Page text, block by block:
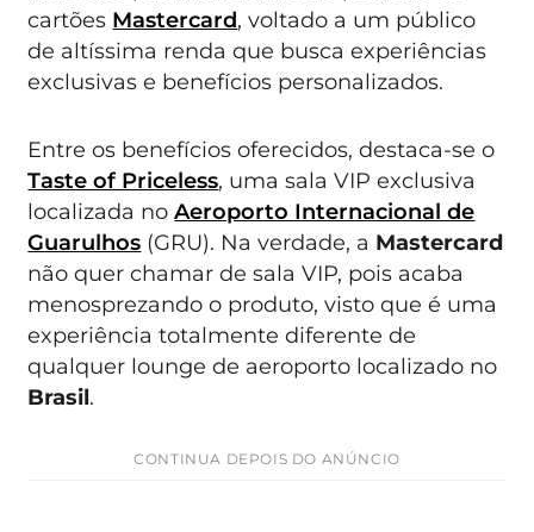
cartões Mastercard, voltado a um público
de altíssima renda que busca experiências
exclusivas e benefícios personalizados.
Entre os benefícios oferecidos, destaca-se o
Taste of Priceless, uma sala VIP exclusiva
localizada noAeroporto Internacional de
Guarulhos (GRU). Na verdade, a Mastercard
não quer chamar de sala VIP, pois acaba
menosprezando o produto, visto que é uma
experiência totalmente diferente de
qualquer lounge de aeroporto localizado no
Brasil.
CONTINUA DEPOIS DO ANÚNCIO